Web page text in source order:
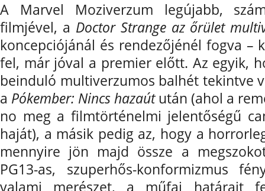
A Marvel Moziverzum legújabb,
filmjével, a Doctor Strange az őrület
koncepciójánál és rendezőjénél fogva
fel, már jóval a premier előtt. Az egyik,
beinduló multiverzumos balhét tekintve
a Pókember: Nincs hazaútután (ahol a
no meg a filmtörténelmi jelentőségű
haját), a másik pedig az, hogy a
mennyire jön majd össze a
PG13-as, szuperhős-konformizmus
valami merészet, a műfaj határait